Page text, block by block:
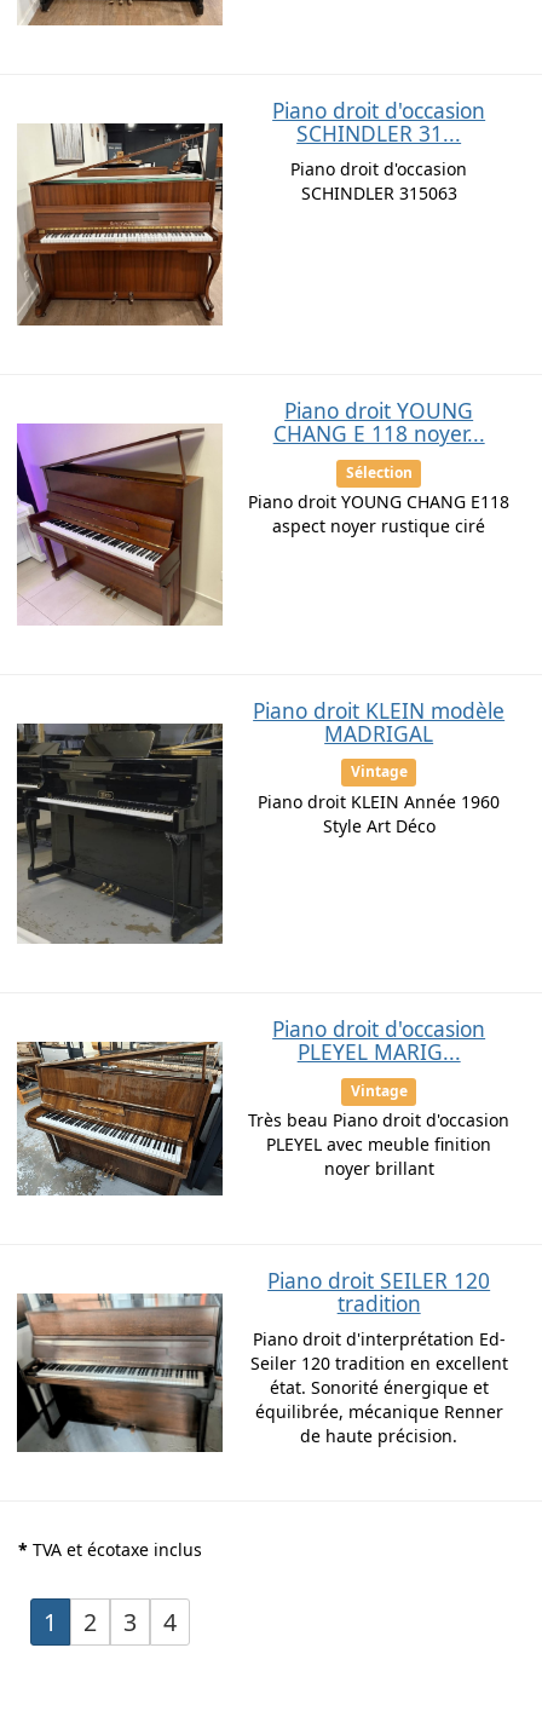
Piano droit d'occasion
SCHINDLER 31...
Piano droit d'occasion
SCHINDLER 315063
Piano droit YOUNG
CHANG E 118 noyer...
Sélection
Piano droit YOUNG CHANG E118
aspect noyer rustique ciré
Piano droit KLEIN modèle
MADRIGAL
Vintage
Piano droit KLEIN Année 1960
Style Art Déco
Piano droit d'occasion
PLEYEL MARIG...
Vintage
Très beau Piano droit d'occasion
PLEYEL avec meuble finition
noyer brillant
Piano droit SEILER 120
tradition
Piano droit d'interprétation Ed-
Seiler 120 tradition en excellent
état. Sonorité énergique et
équilibrée, mécanique Renner
de haute précision.
* TVA et écotaxe inclus
1 2 3 4